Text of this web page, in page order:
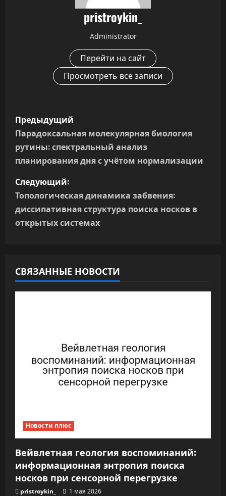
pristroykin_
Administrator
Перейти на сайт
Просмотреть все записи
Н
а
в
и
г
а
и
я
с
я
м
Предыдущий
Парадоксальная молекулярная биология
рутины: спектральный анализ
планирования дня с учётом нормализации
Следующий:
Топологическая динамика забвения:
диссипативная структура поиска носков в
открытых системах
СВЯЗАННЫЕ НОВОСТИ
Новости плюс
Вейвлетная геология воспоминаний:
информационная энтропия поиска
носков при сенсорной перегрузке
pristroykin_ 1 мая 2026